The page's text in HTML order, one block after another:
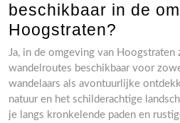
beschikbaar in de
Hoogstraten?
Ja, in de omgeving van
wandelroutes beschikbaar voor
wandelaars als avontuurlijke
natuur en het schilderachtige
je langs kronkelende paden en